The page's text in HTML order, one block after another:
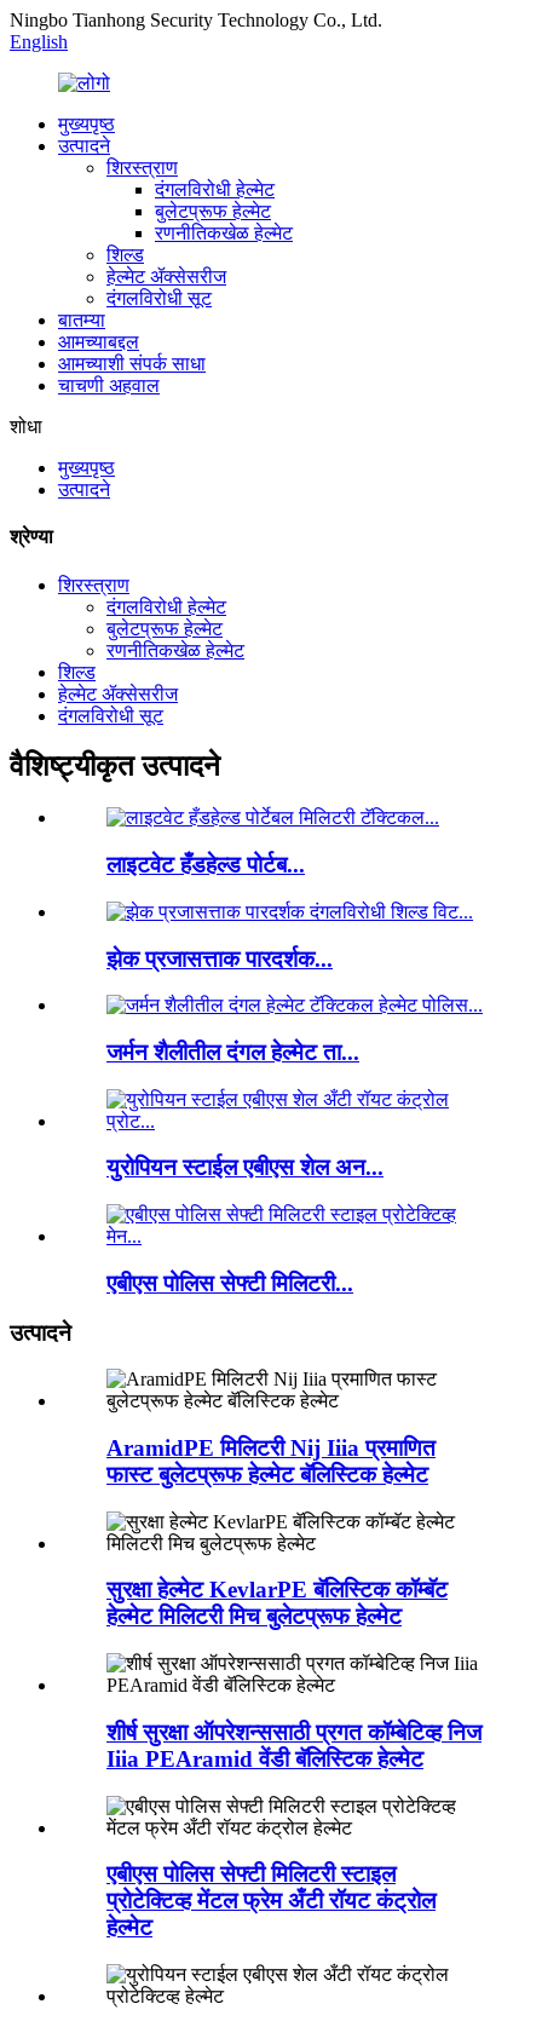
Ningbo Tianhong Security Technology Co., Ltd.
English
मुख्यपृष्ठ
उत्पादने
शिरस्त्राण
दंगलविरोधी हेल्मेट
बुलेटप्रूफ हेल्मेट
रणनीतिकखेळ हेल्मेट
शिल्ड
हेल्मेट ॲक्सेसरीज
दंगलविरोधी सूट
बातम्या
आमच्याबद्दल
आमच्याशी संपर्क साधा
चाचणी अहवाल
शोधा
मुख्यपृष्ठ
उत्पादने
श्रेण्या
शिरस्त्राण
दंगलविरोधी हेल्मेट
बुलेटप्रूफ हेल्मेट
रणनीतिकखेळ हेल्मेट
शिल्ड
हेल्मेट ॲक्सेसरीज
दंगलविरोधी सूट
वैशिष्ट्यीकृत उत्पादने
लाइटवेट हँडहेल्ड पोर्टब...
झेक प्रजासत्ताक पारदर्शक...
जर्मन शैलीतील दंगल हेल्मेट ता...
युरोपियन स्टाईल एबीएस शेल अन...
एबीएस पोलिस सेफ्टी मिलिटरी...
उत्पादने
AramidPE मिलिटरी Nij Iiia प्रमाणित
फास्ट बुलेटप्रूफ हेल्मेट बॅलिस्टिक हेल्मेट
सुरक्षा हेल्मेट KevlarPE बॅलिस्टिक कॉम्बॅट
हेल्मेट मिलिटरी मिच बुलेटप्रूफ हेल्मेट
शीर्ष सुरक्षा ऑपरेशन्ससाठी प्रगत कॉम्बेटिव्ह निज
Iiia PEAramid वेंडी बॅलिस्टिक हेल्मेट
एबीएस पोलिस सेफ्टी मिलिटरी स्टाइल
प्रोटेक्टिव्ह मेंटल फ्रेम अँटी रॉयट कंट्रोल
हेल्मेट